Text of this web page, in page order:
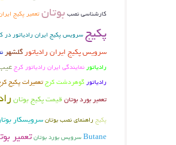
کارشناسی نصب بوتانتعمیر پکیج
پکیجسرویس پکیج ایران رادیاتور در
سرویس پکیج ایران رادیاتور گلشهر
رادیاتور نمایندگی ایران رادیاتور کرج
رادیاتور گوهردشت کرجتعمیرات پکیج
تعمیر بورد بوتان قیمت پکیج بوتان
پکیجراهنمای نصب بوتانسرویسکار
Butaneسرویس بورد بوتانتعمیر